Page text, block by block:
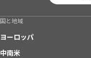
国と地域
ヨーロッパ
中南米